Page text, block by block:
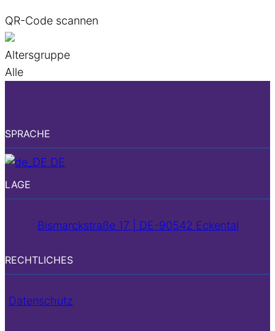
QR-Code scannen
Altersgruppe
Alle
SPRACHE
DE
LAGE
Bismarckstraße 17 | DE-90542 Eckental
RECHTLICHES
Datenschutz